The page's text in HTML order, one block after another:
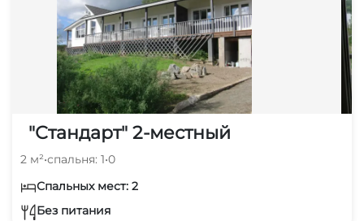
"Стандарт" 2-местный
2 м²•спальня: 1•0
Спальных мест: 2
Без питания